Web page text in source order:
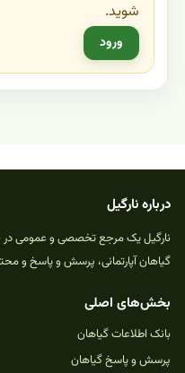
شوید.
ورود
درباره نارگیل
نارگیل یک مرجع تخصصی و عمومی در
گیاهان آپارتمانی، پرسش و پاسخ و
بخش‌های اصلی
بانک اطلاعات گیاهان
پرسش و پاسخ گیاهان